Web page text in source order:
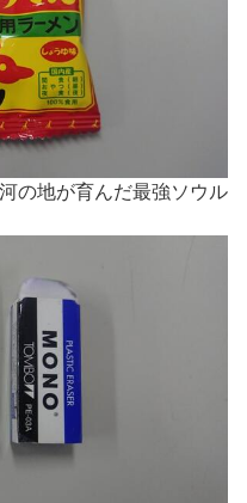
の地が育んだ最強ソウル